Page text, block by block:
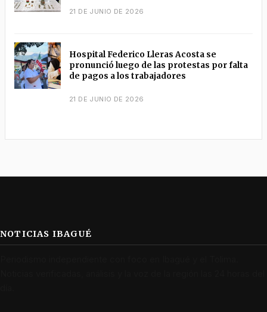
21 DE JUNIO DE 2026
Hospital Federico Lleras Acosta se
pronunció luego de las protestas por falta
de pagos a los trabajadores
21 DE JUNIO DE 2026
NOTICIAS IBAGUÉ